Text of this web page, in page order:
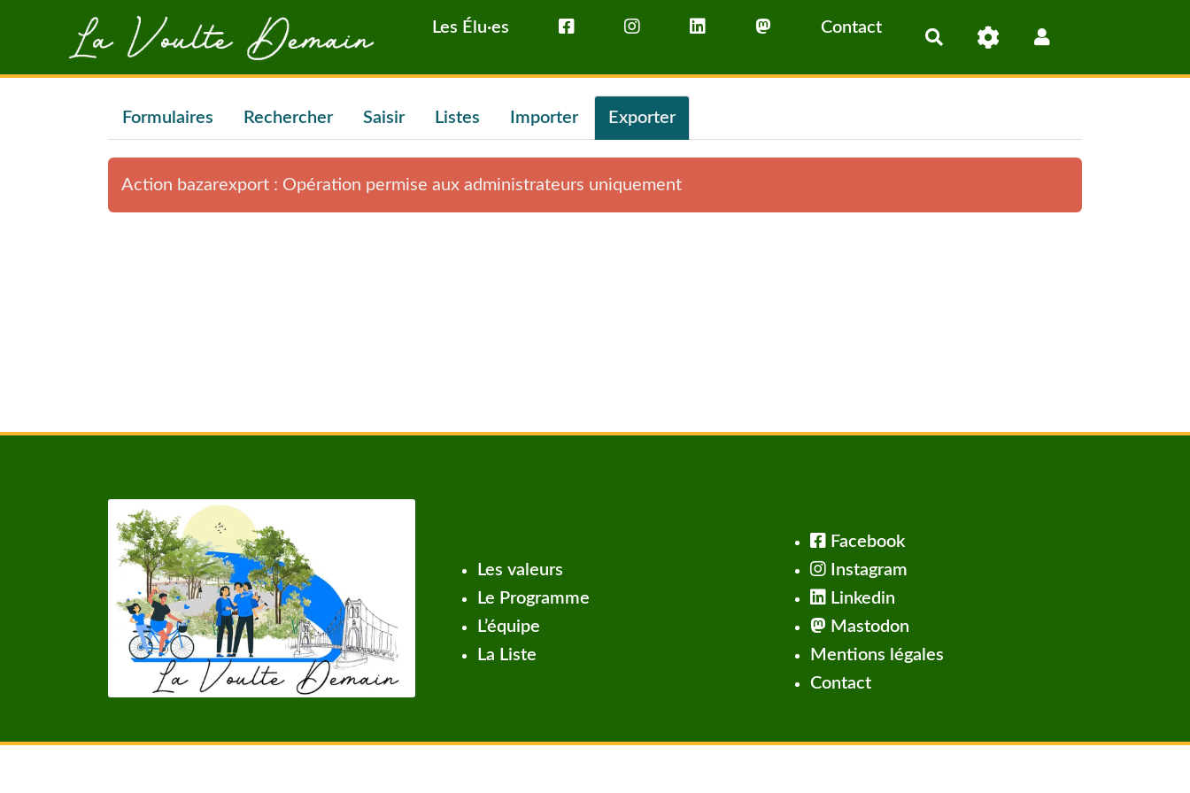
Aller au contenu principal Les Élu·es Contact Rechercher
Formulaires Rechercher Saisir Listes Importer Exporter
Action bazarexport : Opération permise aux administrateurs uniquement
Les valeurs
Le Programme
L’équipe
La Liste
Facebook
Instagram
Linkedin
Mastodon
Mentions légales
Contact